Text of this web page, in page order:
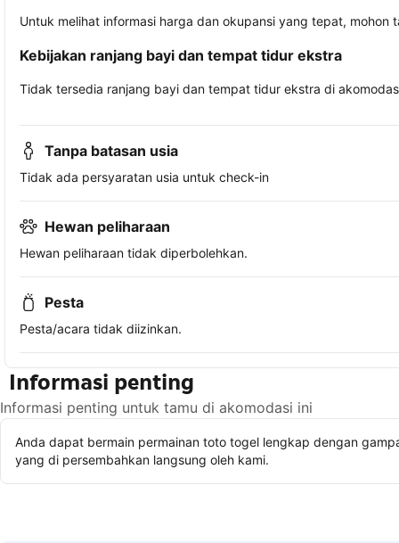
Untuk melihat informasi harga dan okupansi yang tepat,
Kebijakan ranjang bayi dan tempat tidur ekstra
Tidak tersedia ranjang bayi dan tempat tidur ekstra di
Tanpa batasan usia
Tidak ada persyaratan usia untuk check-in
Hewan peliharaan
Hewan peliharaan tidak diperbolehkan.
Pesta
Pesta/acara tidak diizinkan.
Informasi penting
Informasi penting untuk tamu di akomodasi ini
Anda dapat bermain permainan toto togel lengkap dengan
yang di persembahkan langsung oleh kami.